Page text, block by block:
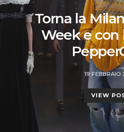
Torna la
Week e con
19
VIEW